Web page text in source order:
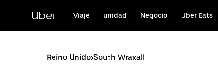
contenido
principal
Uber Viaje unidad Negocio Uber Eats
Reino Unido>South Wraxall